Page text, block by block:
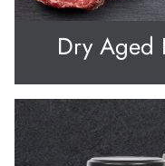
Dry Aged